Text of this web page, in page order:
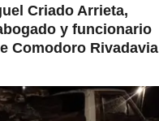
Criado Arrieta,
y funcionario
Comodoro Rivadavia